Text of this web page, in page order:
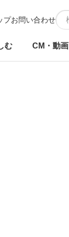
プお問い合わせ
む CM・動画